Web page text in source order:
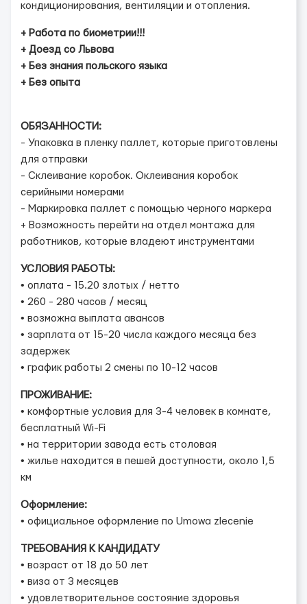
кондиционирования, вентиляции и отопления.
+ Работа по биометрии!!!
+ Доезд со Львова
+ Без знания польского языка
+ Без опыта
ОБЯЗАННОСТИ:
- Упаковка в пленку паллет, которые приготовлены
для отправки
- Склеивание коробок. Оклеивания коробок
серийными номерами
- Маркировка паллет с помощью черного маркера
+ Возможность перейти на отдел монтажа для
работников, которые владеют инструментами
УСЛОВИЯ РАБОТЫ:
• оплата - 15.20 злотых / нетто
• 260 - 280 часов / месяц
• возможна выплата авансов
• зарплата от 15-20 числа каждого месяца без
задержек
• график работы 2 смены по 10-12 часов
ПРОЖИВАНИЕ:
• комфортные условия для 3-4 человек в комнате,
бесплатный Wi-Fi
• на территории завода есть столовая
• жилье находится в пешей доступности, около 1,5
км
Оформление:
• официальное оформление по Umowa zlecenie
ТРЕБОВАНИЯ К КАНДИДАТУ
• возраст от 18 до 50 лет
• виза от 3 месяцев
• удовлетворительное состояние здоровья